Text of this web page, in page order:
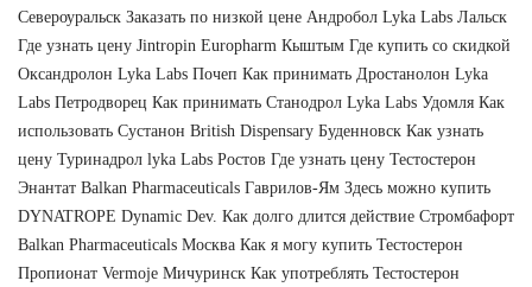
Североуральск Заказать по низкой цене Андробол Lyka Labs Лальск
Где узнать цену Jintropin Europharm Кыштым Где купить со скидкой
Оксандролон Lyka Labs Почеп Как принимать Дростанолон Lyka
Labs Петродворец Как принимать Станодрол Lyka Labs Удомля Как
использовать Сустанон British Dispensary Буденновск Как узнать
цену Туринадрол lyka Labs Ростов Где узнать цену Тестостерон
Энантат Balkan Pharmaceuticals Гаврилов-Ям Здесь можно купить
DYNATROPE Dynamic Dev. Как долго длится действие Стромбафорт
Balkan Pharmaceuticals Москва Как я могу купить Тестостерон
Пропионат Vermoje Мичуринск Как употреблять Тестостерон